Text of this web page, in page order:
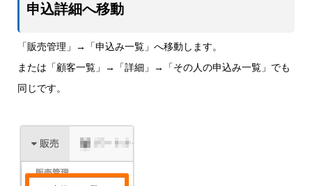
申込詳細へ移動
「販売管理」→「申込み一覧」へ移動します。
または「顧客一覧」→「詳細」→「その人の申込み一覧」でも
同じです。